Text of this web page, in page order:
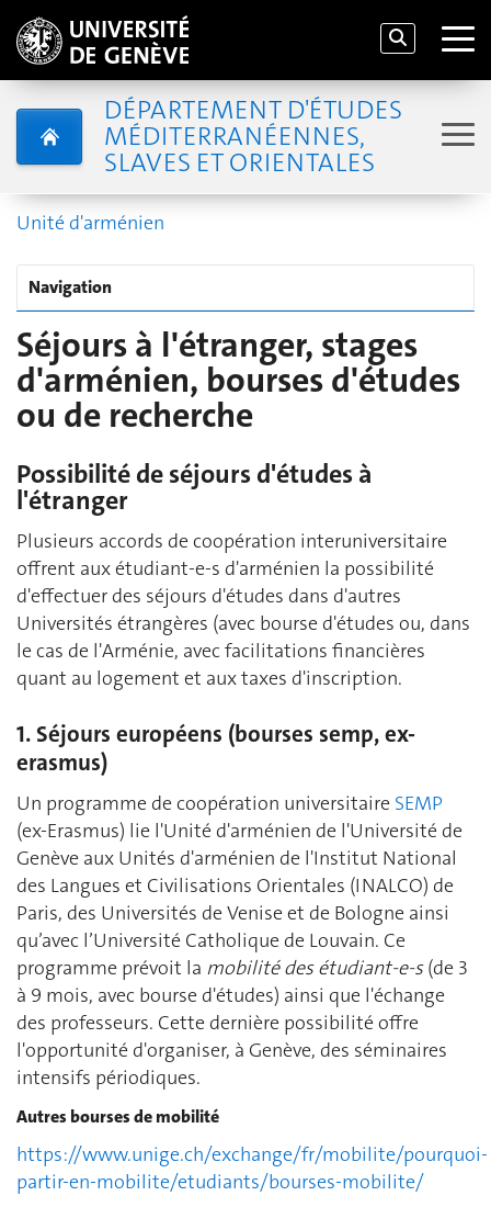
DÉPARTEMENT D'ÉTUDES
MÉDITERRANÉENNES,
SLAVES ET ORIENTALES
Unité d'arménien
Navigation
Séjours à l'étranger, stages
d'arménien, bourses d'études
ou de recherche
Possibilité de séjours d'études à
l'étranger
Plusieurs accords de coopération interuniversitaire
offrent aux étudiant-e-s d'arménien la possibilité
d'effectuer des séjours d'études dans d'autres
Universités étrangères (avec bourse d'études ou, dans
le cas de l'Arménie, avec facilitations financières
quant au logement et aux taxes d'inscription.
1. Séjours européens (bourses semp, ex-
erasmus)
Un programme de coopération universitaire SEMP
(ex-Erasmus) lie l'Unité d'arménien de l'Université de
Genève aux Unités d'arménien de l'Institut National
des Langues et Civilisations Orientales (INALCO) de
Paris, des Universités de Venise et de Bologne ainsi
qu’avec l’Université Catholique de Louvain. Ce
programme prévoit la mobilité des étudiant-e-s(de 3
à 9 mois, avec bourse d'études) ainsi que l'échange
des professeurs. Cette dernière possibilité offre
l'opportunité d'organiser, à Genève, des séminaires
intensifs périodiques.
Autres bourses de mobilité
https://www.unige.ch/exchange/fr/mobilite/pourquoi-
partir-en-mobilite/etudiants/bourses-mobilite/